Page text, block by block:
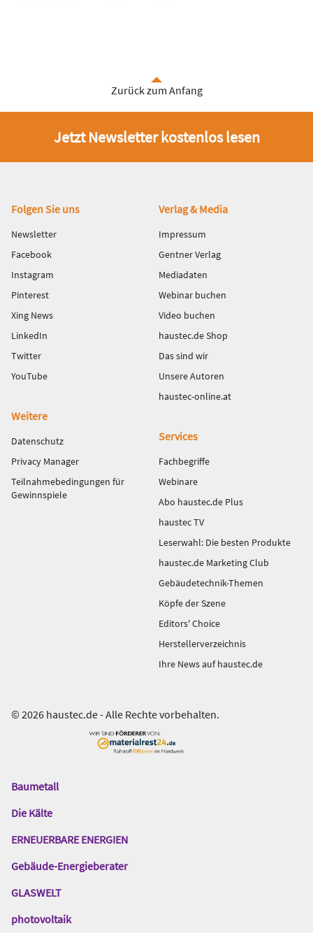
Zurück zum Anfang
Jetzt Newsletter kostenlos lesen
Fußbereich
Folgen Sie uns
Newsletter
Facebook
Instagram
Pinterest
Xing News
LinkedIn
Twitter
YouTube
Verlag & Media
Impressum
Gentner Verlag
Mediadaten
Webinar buchen
Video buchen
haustec.de Shop
Das sind wir
Unsere Autoren
haustec-online.at
Weitere
Datenschutz
Privacy Manager
Teilnahmebedingungen für
Gewinnspiele
Services
Fachbegriffe
Webinare
Abo haustec.de Plus
haustec TV
Leserwahl: Die besten Produkte
haustec.de Marketing Club
Gebäudetechnik-Themen
Köpfe der Szene
Editors' Choice
Herstellerverzeichnis
Ihre News auf haustec.de
© 2026 haustec.de - Alle Rechte vorbehalten.
Das
Gentner
Baumetall
Die Kälte
ERNEUERBARE ENERGIEN
Gebäude-Energieberater
GLASWELT
photovoltaik